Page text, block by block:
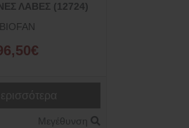
ΛΑΒΕΣ (12724)
BIOFAN
Μεγέθυνση